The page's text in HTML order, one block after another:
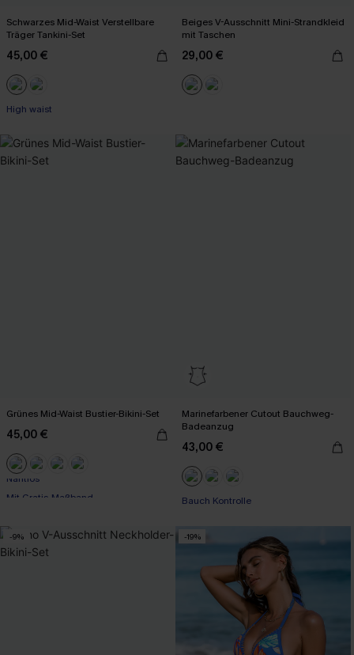
Schwarzes Mid-Waist Verstellbare
Träger Tankini-Set
45,00 €
High waist
Beiges V-Ausschnitt Mini-Strandkleid
mit Taschen
29,00 €
Grünes Mid-Waist Bustier-Bikini-Set
45,00 €
Mit Gratis-Maßband
Marinefarbener Cutout Bauchweg-
Badeanzug
43,00 €
Bauch Kontrolle
-9% -19%